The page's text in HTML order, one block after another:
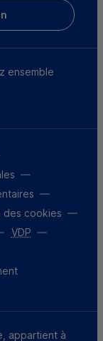
ensemble
des cookies
VDP
appartient à